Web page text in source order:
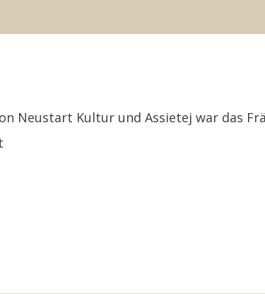
Neustart Kultur und Assietej war das